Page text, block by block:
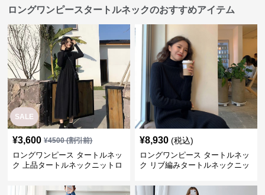
ロングワンピースタートルネックのおすすめアイテム
SALE
¥3,600 ¥4500(割引前)
ロングワンピース タートルネッ
ク 上品タートルネックニットロ
¥8,930 (税込)
ロングワンピース タートルネッ
ク リブ編みタートルネックニッ